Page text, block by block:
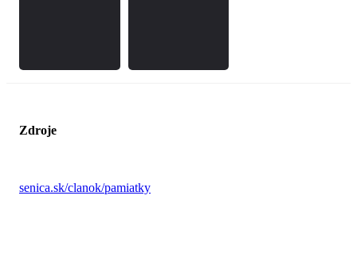
Zdroje
senica.sk/clanok/pamiatky